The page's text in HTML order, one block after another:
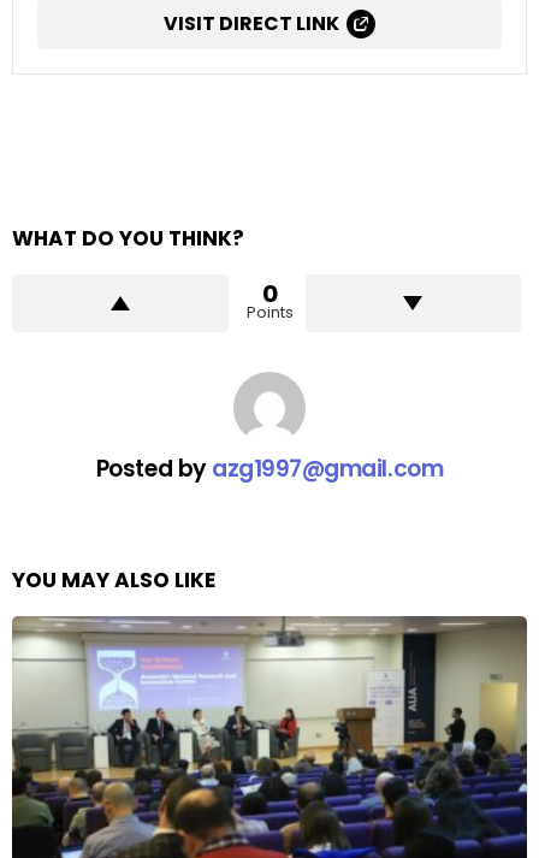
VISIT DIRECT LINK
WHAT DO YOU THINK?
0
Points
Posted byazg1997@gmail.com
YOU MAY ALSO LIKE